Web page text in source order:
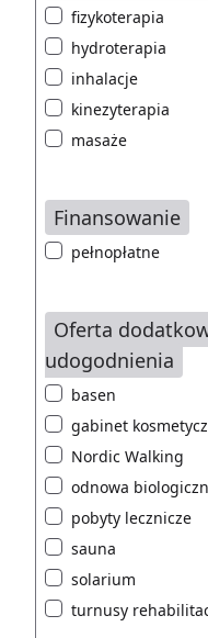
fizykoterapia
hydroterapia
inhalacje
kinezyterapia
masaże
Finansowanie
pełnopłatne
Oferta
udogodnienia
basen
gabinet
Nordic Walking
odnowa
pobyty lecznicze
sauna
solarium
turnusy